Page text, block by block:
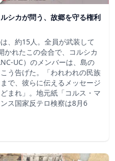
シカが問う、故郷を守る権利
、約15人。全員が武装して
かれたこの会合で、コルシカ
UC）のメンバーは、島の
う告げた。「われわれの民族
で、彼らに伝えるメッセージ
まれ」。地元紙「コルス・マ
ス国家反テロ検察は8月6